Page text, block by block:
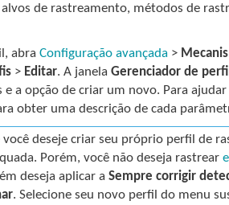
de rastreamento, métodos de
abraConfiguração avançada >
> Editar. A janelaGerenciador de perfil
a opção de criar um novo. Para
obter uma descrição de cada
deseje criar seu próprio perfil de
Porém, você não deseja rastrear
deseja aplicar aSempre corrigir
. Selecione seu novo perfil do menu